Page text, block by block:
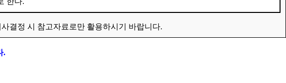
결정 시 참고자료로만 활용하시기 바랍니다.
.